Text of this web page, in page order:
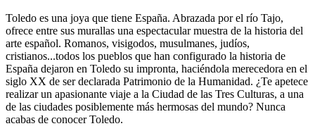
Toledo es una joya que tiene España. Abrazada por el río Tajo,
ofrece entre sus murallas una espectacular muestra de la historia del
arte español. Romanos, visigodos, musulmanes, judíos,
cristianos...todos los pueblos que han configurado la historia de
España dejaron en Toledo su impronta, haciéndola merecedora en el
siglo XX de ser declarada Patrimonio de la Humanidad. ¿Te apetece
realizar un apasionante viaje a la Ciudad de las Tres Culturas, a una
de las ciudades posiblemente más hermosas del mundo? Nunca
acabas de conocer Toledo.